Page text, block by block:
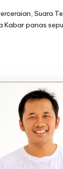
Suara
Kabar panas